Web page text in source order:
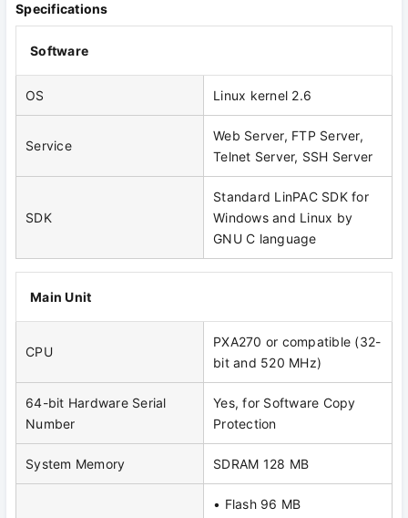
Specifications
Software
OS Linux kernel 2.6
Service
Web Server, FTP Server,
Telnet Server, SSH Server
SDK
Standard LinPAC SDK for
Windows and Linux by
GNU C language
Main Unit
CPU
PXA270 or compatible (32-
bit and 520 MHz)
64-bit Hardware Serial
Number
Yes, for Software Copy
Protection
System Memory SDRAM 128 MB
• Flash 96 MB